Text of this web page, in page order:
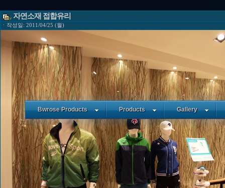
Bwrose Products Products Gallery
자연소재 접합유리
ㆍ작성일: 2011/04/25 (월)